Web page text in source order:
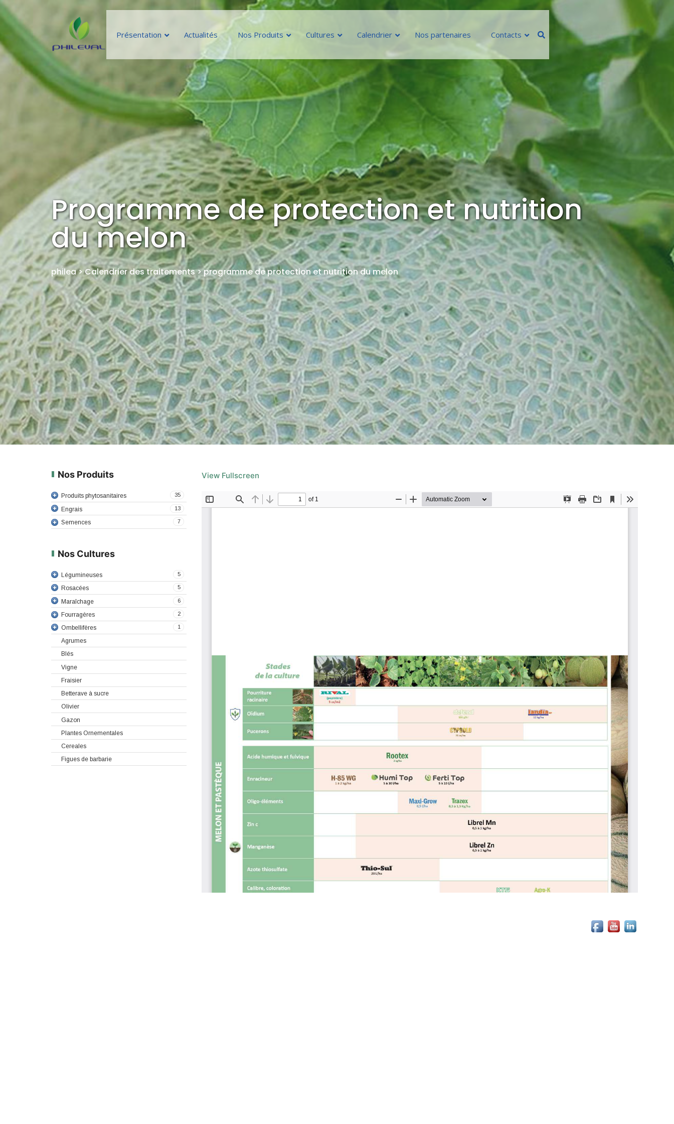
Présentation Actualités Nos Produits
CYPGOLD 500 EC
CYPLAN 25 EC
CYTHRINE 10 EC
DIABLO
IMIDASHOT
MAXI-CARB
PROXIMO
RAFALE
VALMEC
AFROMYL
Cultures Calendrier Nos partenaires Contacts
Programme de protection et nutrition
du melon
philea>Calendrier des traitements>programme de protection et nutrition du melon
Nos Produits
35
Produits phytosanitaires
13
Engrais
7
Semences
Nos Cultures
5
Légumineuses
5
Rosacées
6
Maraîchage
2
Fourragères
1
Ombellifères
Agrumes
Blés
Vigne
Fraisier
Betterave à sucre
Olivier
Gazon
Plantes Ornementales
Cereales
Figues de barbarie
View Fullscreen